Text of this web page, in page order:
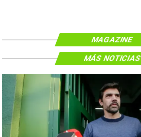
MAGAZINE
MÁS NOTICIAS